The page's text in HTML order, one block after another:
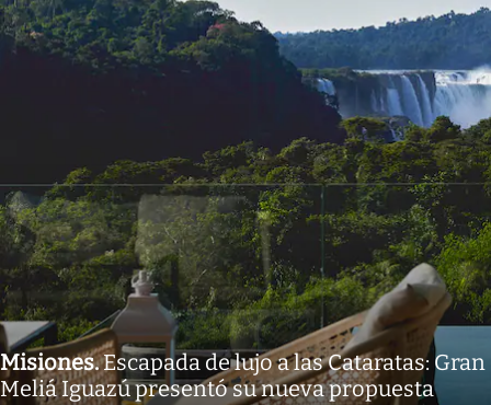
Misiones.Escapada de lujo a las Cataratas: Gran
Meliá Iguazú presentó su nueva propuesta